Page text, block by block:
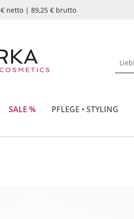
springen
netto | 89,25 € brutto
SALE % PFLEGE • STYLING